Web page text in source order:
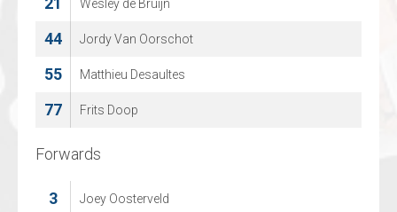
Wesley de Bruijn
44 Jordy Van Oorschot
55 Matthieu Desaultes
77 Frits Doop
Forwards
3 Joey Oosterveld
Kevin Kallonen
58 KEVIN VANGENECHTEN
74 Sjarel Willems
Forwards
3 BEN COOLEN